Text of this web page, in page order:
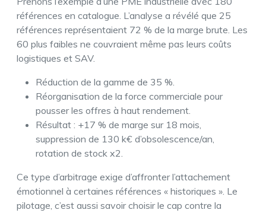
références en catalogue. L’analyse a révélé que 25
références représentaient 72 % de la marge brute. Les
60 plus faibles ne couvraient même pas leurs coûts
logistiques et SAV.
Réduction de la gamme de 35 %.
Réorganisation de la force commerciale pour
pousser les offres à haut rendement.
Résultat : +17 % de marge sur 18 mois,
suppression de 130 k€ d’obsolescence/an,
rotation de stock x2.
Ce type d’arbitrage exige d’affronter l’attachement
émotionnel à certaines références « historiques ». Le
pilotage, c’est aussi savoir choisir le cap contre la